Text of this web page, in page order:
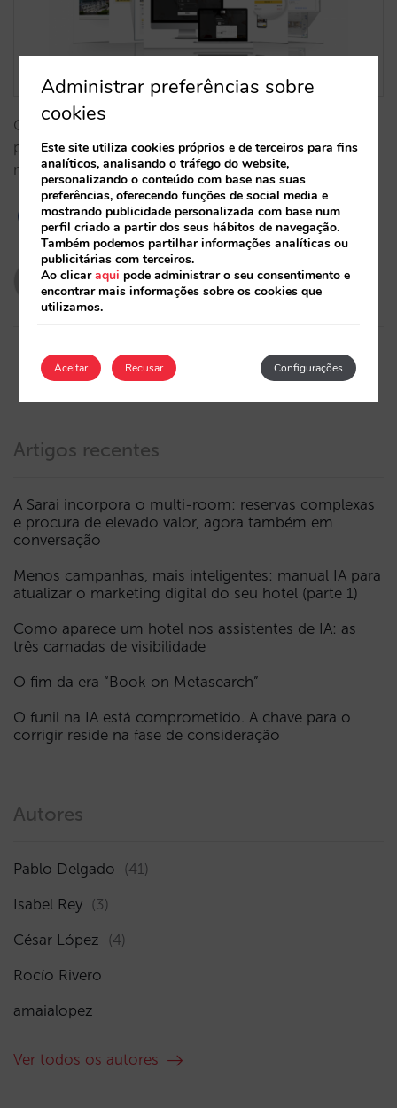
O ano de 2018 está a acabar, um bom momento
para fazer um balanço e recapitular em que se
materializou o nosso trabalho durante o ano.…
evabarona
21/12/2018
Artigos recentes
A Sarai incorpora o multi-room: reservas complexas
e procura de elevado valor, agora também em
conversação
Menos campanhas, mais inteligentes: manual IA para
atualizar o marketing digital do seu hotel (parte 1)
Como aparece um hotel nos assistentes de IA: as
três camadas de visibilidade
O fim da era “Book on Metasearch”
O funil na IA está comprometido. A chave para o
corrigir reside na fase de consideração
Autores
Pablo Delgado (41)
Isabel Rey (3)
César López (4)
Rocío Rivero
amaialopez
Ver todos os autores
Administrar preferências sobre
cookies
Este site utiliza cookies próprios e de terceiros para fins
analíticos, analisando o tráfego do website,
personalizando o conteúdo com base nas suas
preferências, oferecendo funções de social media e
mostrando publicidade personalizada com base num
perfil criado a partir dos seus hábitos de navegação.
Também podemos partilhar informações analíticas ou
publicitárias com terceiros.
Ao clicaraqui pode administrar o seu consentimento e
encontrar mais informações sobre os cookies que
utilizamos.
Aceitar Configurações
Recusar